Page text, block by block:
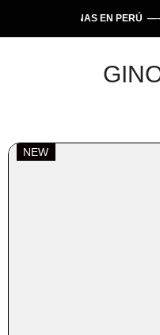
ARTESANAS EN PERÚ —–
NEW